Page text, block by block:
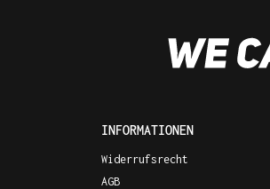
INFORMATIONEN
Widerrufsrecht
AGB